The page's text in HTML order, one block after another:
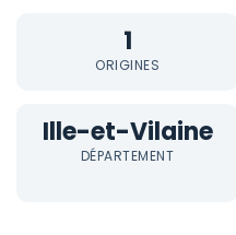
1
ORIGINES
Ille-et-Vilaine
DÉPARTEMENT